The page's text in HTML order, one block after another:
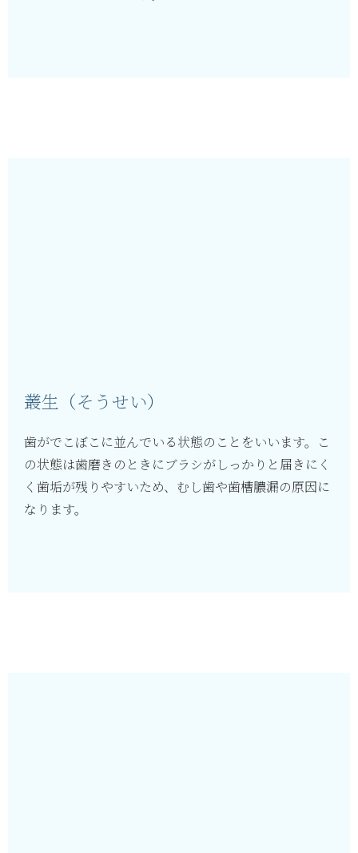
叢生（そうせい）
歯がでこぼこに並んでいる状態のことをいいます。こ
の状態は歯磨きのときにブラシがしっかりと届きにく
く歯垢が残りやすいため、むし歯や歯槽膿漏の原因に
なります。